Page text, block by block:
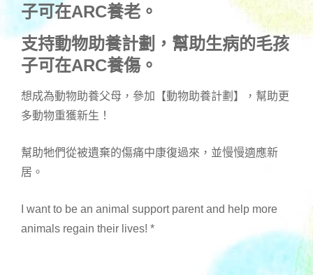
子可在ARC養老。
支持動物助養計劃，幫助生病的毛孩
子可在ARC養傷。
想成為動物助養父母，參加【動物助養計劃】，幫助更
多動物重獲新生！
幫助牠們從被遺棄的傷痛中康復過來，並慢慢適應新
居。
I want to be an animal support parent and help more
animals regain their lives! *